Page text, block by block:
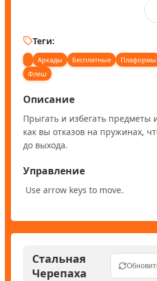
Теги:
Аркады Бесплатные Плаформы
Флеш
Описание
Прыгать и избегать предметы
как вы отказов на пружинах,
до выхода.
Управление
Use arrow keys to move.
Стальная
Черепаха